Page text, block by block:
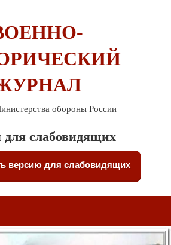
обороны России
для слабовидящих
версию для слабовидящих